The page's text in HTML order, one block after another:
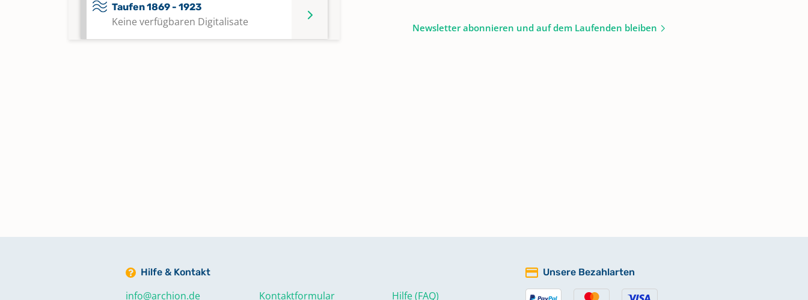
Taufen 1869 - 1923
Keine verfügbaren Digitalisate
Taufen Okt. 1821 - Apr. 1843
Newsletter abonnieren und auf dem Laufenden bleiben
Hilfe & Kontakt
info@archion.de Kontaktformular Hilfe (FAQ)
Unsere Bezahlarten